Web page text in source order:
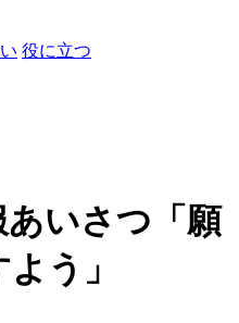
役に立つ
いさつ「願
う」